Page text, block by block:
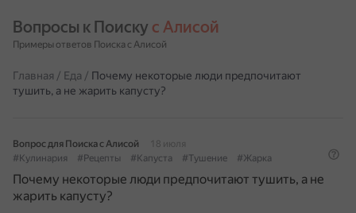
Вопросы к Поиску с Алисой
Примеры ответов Поиска с Алисой
Главная / Еда / Почему некоторые люди предпочитают
тушить, а не жарить капусту?
Вопрос для Поиска с Алисой
18 июля
#Кулинария
#Рецепты #Капуста #Тушение #Жарка
Почему некоторые люди предпочитают тушить, а не
жарить капусту?